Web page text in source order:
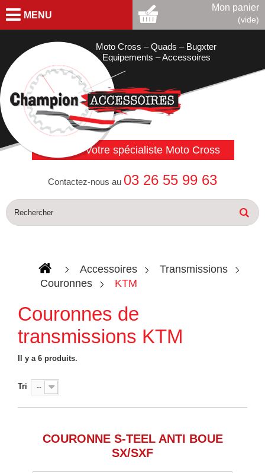
MENU
Mon panier
(vide)
Moto Cross – Quads – Bugxter
Equipements – Accessoires
Votre spécialiste Moto Cross
Contactez-nous au 03 26 55 99 63
Accessoires
Transmissions
Couronnes
KTM
Couronnes de
transmissions KTM
Il y a 6 produits.
Tri --
COURONNE S-TEEL ANTI BOUE
SX/SXF